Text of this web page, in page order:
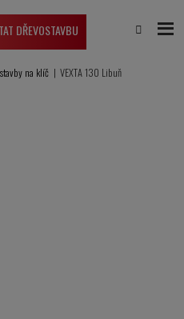
DŘEVOSTAVBU
na klíč VEXTA 130 Libuň